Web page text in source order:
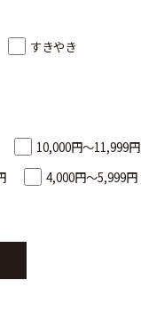
すきやき
10,000円～11,999円
4,000円～5,999円